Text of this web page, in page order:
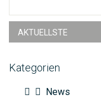
AKTUELLSTE
Kategorien
News